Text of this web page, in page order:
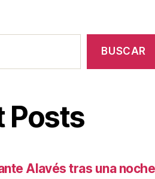
BUSCAR
Posts
Alavés tras una